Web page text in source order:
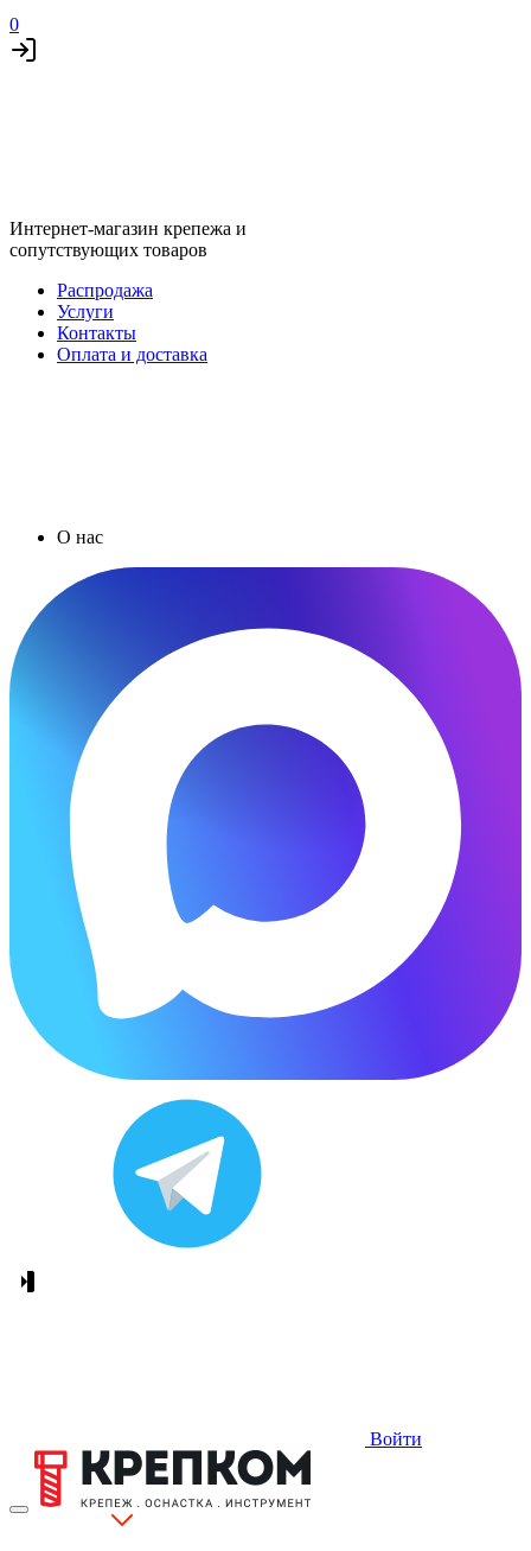
0
Интернет-магазин крепежа и
сопутствующих товаров
Распродажа
Услуги
Контакты
Оплата и доставка
О нас
Войти